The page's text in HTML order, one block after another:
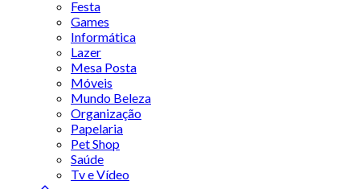
Festa
Games
Informática
Lazer
Mesa Posta
Móveis
Mundo Beleza
Organização
Papelaria
Pet Shop
Saúde
Tv e Vídeo